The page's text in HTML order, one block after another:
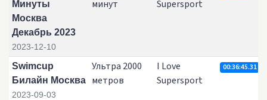
Минуты
Москва
Декабрь 2023
2023-12-10
минут
Supersport
Swimcup
Билайн Москва
2023-09-03
Ультра 2000
метров
I Love
Supersport
00:36:45.31